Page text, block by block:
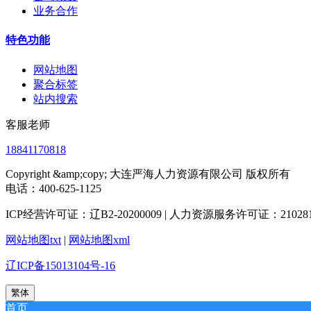
业务合作
特色功能
网站地图
聚合标签
站内搜索
客服老师
18841170818
Copyright &amp;copy; 大连严海人力资源有限公司 版权所有
电话：400-625-1125
ICP经营许可证：辽B2-20200009 | 人力资源服务许可证：
网站地图txt | 网站地图xml
辽ICP备15013104号-16
繁体
首页